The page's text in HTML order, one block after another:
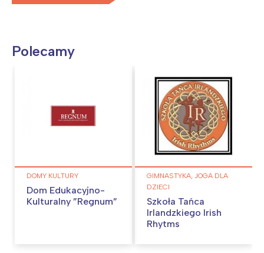
Polecamy
DOMY KULTURY
Dom Edukacyjno-
Kulturalny ”Regnum”
GIMNASTYKA, JOGA DLA
DZIECI
Szkoła Tańca
Irlandzkiego Irish
Rhytms